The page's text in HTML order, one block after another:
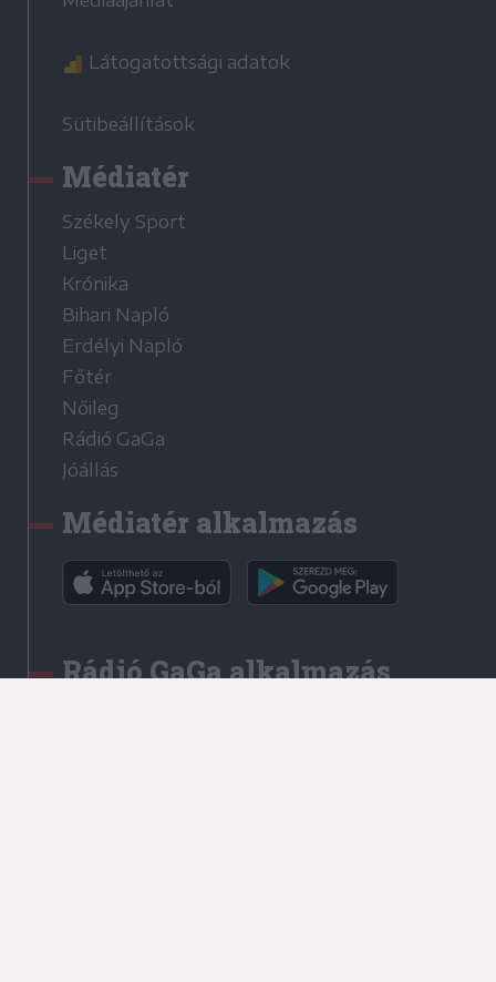
Látogatottsági adatok
Sütibeállítások
Médiatér
Székely Sport
Liget
Krónika
Bihari Napló
Erdélyi Napló
Főtér
Nőileg
Rádió GaGa
Jóállás
Médiatér alkalmazás
Rádió GaGa alkalmazás